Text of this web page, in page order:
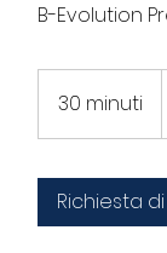
B-Evolution
30 minuti
0
n
Richiesta